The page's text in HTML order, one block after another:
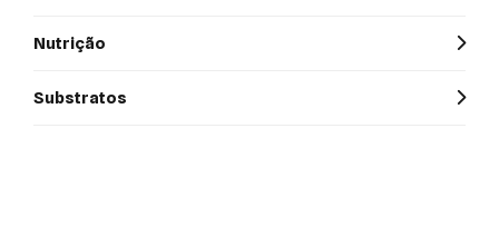
Nutrição
Substratos